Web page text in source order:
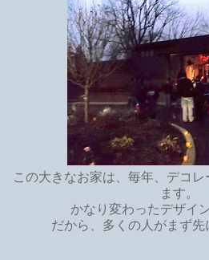
この大きなお家は、毎年、デコ
ます。
かなり変わったデザイ
だから、多くの人がまず先